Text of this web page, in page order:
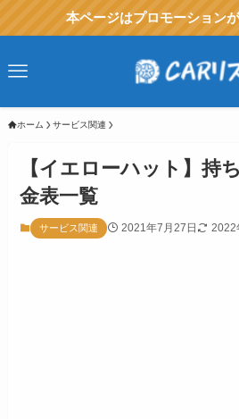
本ページはプロモーション
ホーム サービス関連
【イエローハット】持
金表一覧
サービス関連 2021年7月27日 2022